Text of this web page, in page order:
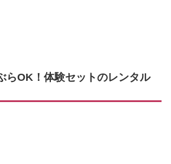
らOK！体験セットのレンタル